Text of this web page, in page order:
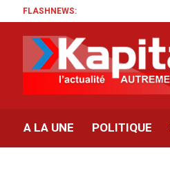
FLASHNEWS:
A LA UNE POLITIQUE